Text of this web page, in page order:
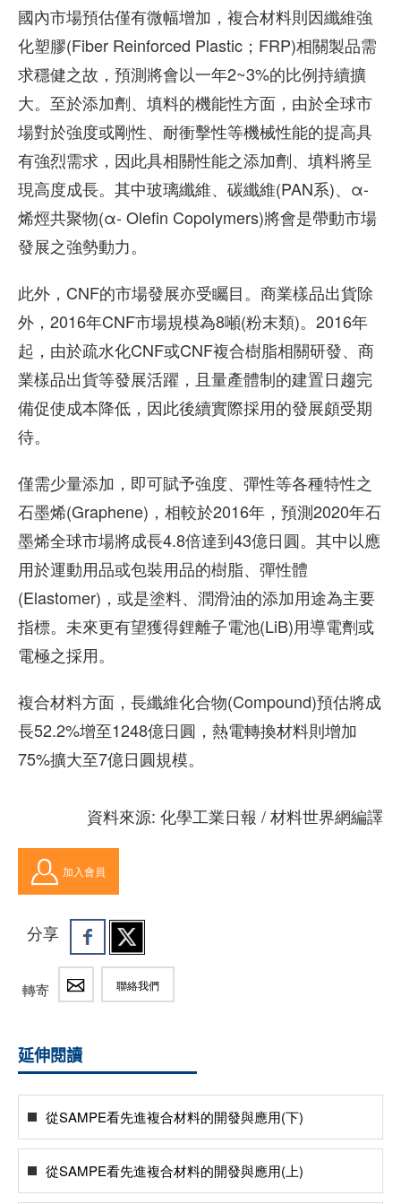
國內市場預估僅有微幅增加，複合材料則因纖維強
化塑膠(Fiber Reinforced Plastic；FRP)相關製品需
求穩健之故，預測將會以一年2~3%的比例持續擴
大。至於添加劑、填料的機能性方面，由於全球市
場對於強度或剛性、耐衝擊性等機械性能的提高具
有強烈需求，因此具相關性能之添加劑、填料將呈
現高度成長。其中玻璃纖維、碳纖維(PAN系)、α-
烯烴共聚物(α- Olefin Copolymers)將會是帶動市場
發展之強勢動力。
此外，CNF的市場發展亦受矚目。商業樣品出貨除
外，2016年CNF市場規模為8噸(粉末類)。2016年
起，由於疏水化CNF或CNF複合樹脂相關研發、商
業樣品出貨等發展活躍，且量產體制的建置日趨完
備促使成本降低，因此後續實際採用的發展頗受期
待。
僅需少量添加，即可賦予強度、彈性等各種特性之
石墨烯(Graphene)，相較於2016年，預測2020年石
墨烯全球市場將成長4.8倍達到43億日圓。其中以應
用於運動用品或包裝用品的樹脂、彈性體
(Elastomer)，或是塗料、潤滑油的添加用途為主要
指標。未來更有望獲得鋰離子電池(LiB)用導電劑或
電極之採用。
複合材料方面，長纖維化合物(Compound)預估將成
長52.2%增至1248億日圓，熱電轉換材料則增加
75%擴大至7億日圓規模。
資料來源: 化學工業日報 / 材料世界網編譯
加入會員
分享
轉寄 聯絡我們
延伸閱讀
從SAMPE看先進複合材料的開發與應用(下)
從SAMPE看先進複合材料的開發與應用(上)